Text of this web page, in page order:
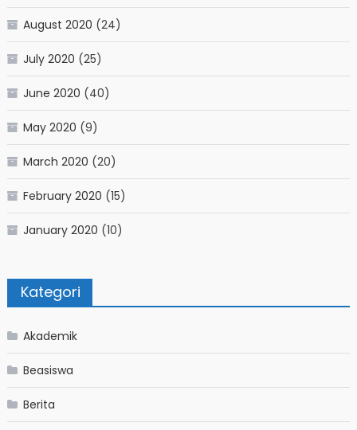
August 2020 (24)
July 2020 (25)
June 2020 (40)
May 2020 (9)
March 2020 (20)
February 2020 (15)
January 2020 (10)
Kategori
Akademik
Beasiswa
Berita